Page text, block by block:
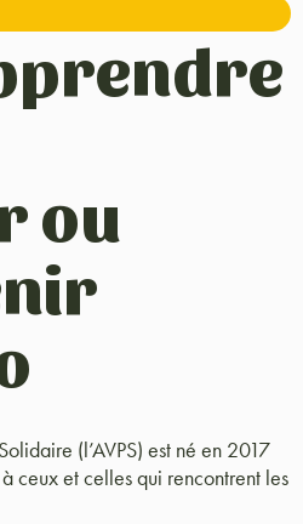
ou
(l’AVPS) est né en 2017
ceux et celles qui rencontrent les